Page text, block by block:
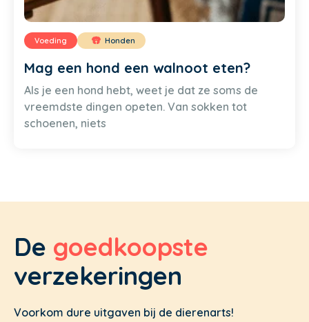
Voeding Honden
Mag een hond een walnoot eten?
Als je een hond hebt, weet je dat ze soms de
vreemdste dingen opeten. Van sokken tot
schoenen, niets
De goedkoopste
verzekeringen
Voorkom dure uitgaven bij de dierenarts!